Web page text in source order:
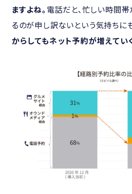
ますよね。 電話だと、忙しい時間
るのが申し訳ないという気持ちに
からしてもネット予約が増えてい